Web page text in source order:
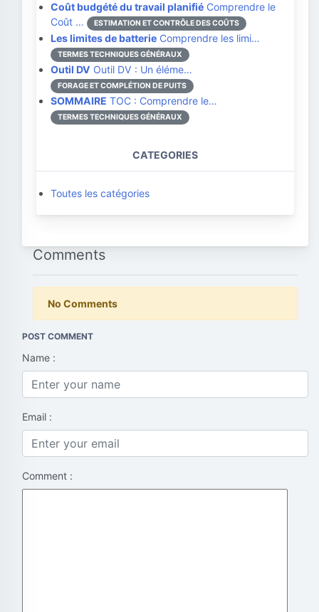
Coût budgété du travail planifié Comprendre le
Coût …
ESTIMATION ET CONTRÔLE DES COÛTS
Les limites de batterie Comprendre les limi…
TERMES TECHNIQUES GÉNÉRAUX
Outil DV Outil DV : Un éléme…
FORAGE ET COMPLÉTION DE PUITS
SOMMAIRE TOC : Comprendre le…
TERMES TECHNIQUES GÉNÉRAUX
CATEGORIES
Toutes les catégories
Comments
No Comments
POST COMMENT
Name :
Email :
Comment :